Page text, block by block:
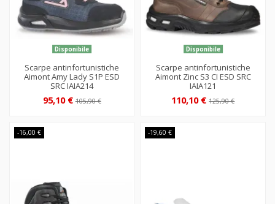
Disponibile
Scarpe antinfortunistiche
Aimont Amy Lady S1P ESD
SRC IAIA214
95,10 €105,90 €
Disponibile
Scarpe antinfortunistiche
Aimont Zinc S3 CI ESD SRC
IAIA121
110,10 €125,90 €
-16,00 € -19,60 €